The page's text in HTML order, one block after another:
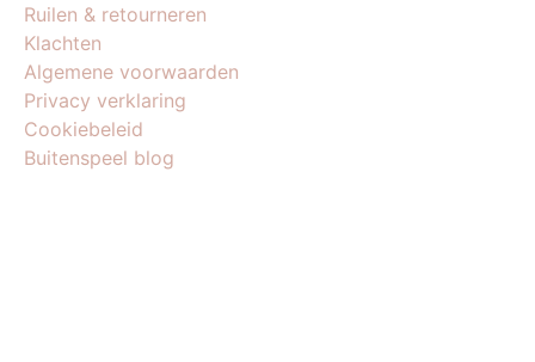
Ruilen & retourneren
Klachten
Algemene voorwaarden
Privacy verklaring
Cookiebeleid
Buitenspeel blog